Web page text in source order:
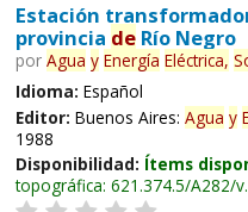
Estación
provincia deRío Negro
por Agua y Energía Eléctrica,
Idioma: Español
Editor: Buenos Aires: Agua y
1988
Disponibilidad: Ítems
topográfica: 621.374.5/A282/